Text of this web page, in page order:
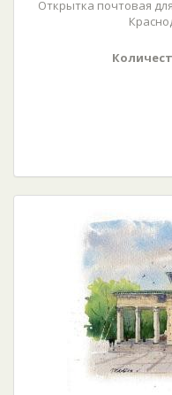
Открытка почтовая